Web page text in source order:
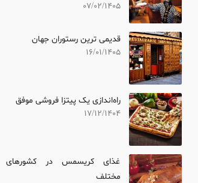
07/02/1405
قدیمی ترین رستوران جهان
16/01/1405
راه‌اندازی یک پیتزا فروشی موفق
17/12/1404
غذای کریسمس در کشورهای
مختلف